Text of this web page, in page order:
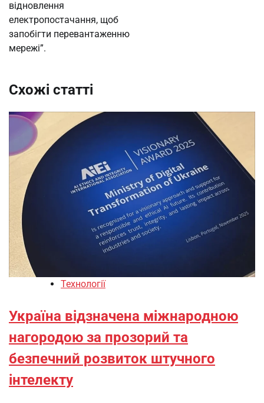
відновлення
електропостачання, щоб
запобігти перевантаженню
мережі”.
Схожі статті
Технології
Україна відзначена міжнародною
нагородою за прозорий та
безпечний розвиток штучного
інтелекту